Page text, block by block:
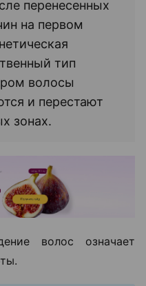
перенесенных
на первом
тип
волосы
и перестают
зонах.
волос означает